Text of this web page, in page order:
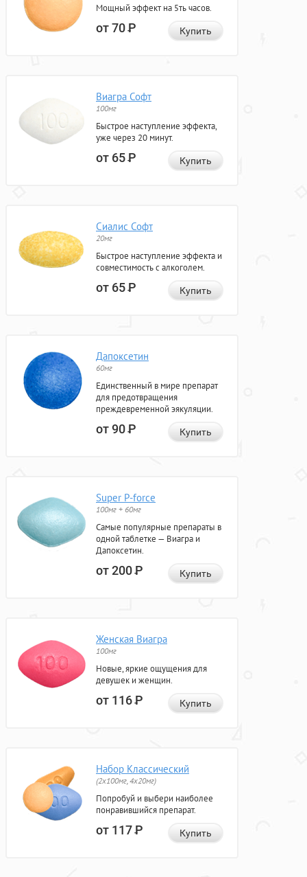
Мощный эффект на 5ть часов.
от 70Р Купить
Виагра Софт
100мг
Быстрое наступление эффекта,
уже через 20 минут.
от 65Р Купить
Сиалис Софт
20мг
Быстрое наступление эффекта и
совместимость с алкоголем.
от 65Р Купить
Дапоксетин
60мг
Единственный в мире препарат
для предотвращения
преждевременной эякуляции.
от 90Р Купить
Super P-force
100мг + 60мг
Самые популярные препараты в
одной таблетке — Виагра и
Дапоксетин.
от 200Р Купить
Женская Виагра
100мг
Новые, яркие ощущения для
девушек и женщин.
от 116Р Купить
Набор Классический
(2x100мг, 4x20мг)
Попробуй и выбери наиболее
понравившийся препарат.
от 117Р Купить